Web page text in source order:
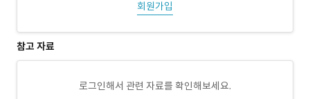
회원가입
참고 자료
로그인해서 관련 자료를 확인해보세요.